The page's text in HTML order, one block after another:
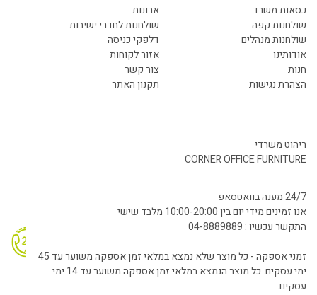
כסאות משרד
ארונות
שולחנות קפה
שולחנות לחדרי ישיבות
שולחנות מנהלים
דלפקי כניסה
אודותינו
אזור לקוחות
חנות
צור קשר
הצהרת נגישות
תקנון האתר
ריהוט משרדי
CORNER OFFICE FURNITURE
24/7 מענה בוואטסאפ
אנו זמינים מידי יום בין 10:00-20:00 מלבד שישי
התקשר עכשיו : 04-8889889
זמני אספקה - כל מוצר שלא נמצא במלאי זמן אספקה משוער עד 45
ימי עסקים. כל מוצר הנמצא במלאי זמן אספקה משוער עד 14 ימי
עסקים.